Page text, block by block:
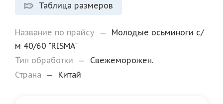
Таблица размеров
Название по прайсу —
Молодые осьминоги с/
м 40/60 "RISMA"
Тип обработки
—
Свежеморожен.
Страна
— Китай